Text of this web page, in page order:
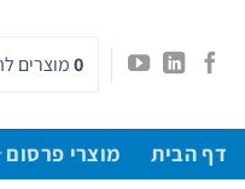
content
0מוצרים
דף הבית מוצרי פרסום